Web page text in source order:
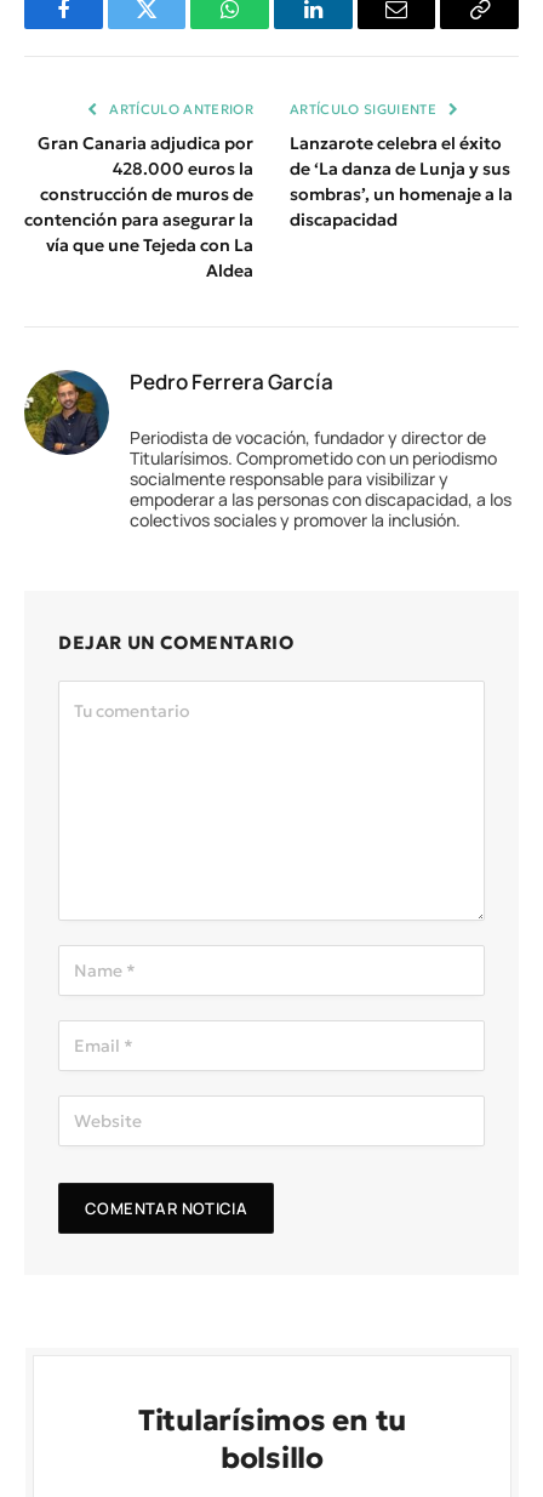
FacebookTwitter WhatsAppLinkedInEmail
Copiar
ARTÍCULO ANTERIOR
Gran Canaria adjudica por
428.000 euros la
construcción de muros de
contención para asegurar la
vía que une Tejeda con La
Aldea
ARTÍCULO SIGUIENTE
Lanzarote celebra el éxito
de ‘La danza de Lunja y sus
sombras’, un homenaje a la
discapacidad
Pedro Ferrera García
Periodista de vocación, fundador y director de
Titularísimos. Comprometido con un periodismo
socialmente responsable para visibilizar y
empoderar a las personas con discapacidad, a los
colectivos sociales y promover la inclusión.
DEJAR UN COMENTARIO
Titularísimos en tu
bolsillo